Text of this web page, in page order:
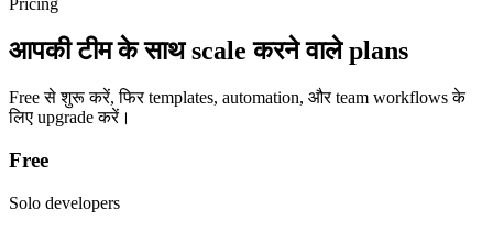
Pricing
आपकी टीम के साथ scale करने वाले plans
Free से शुरू करें, फिर templates, automation, और team workflows के
लिए upgrade करें।
Free
Solo developers